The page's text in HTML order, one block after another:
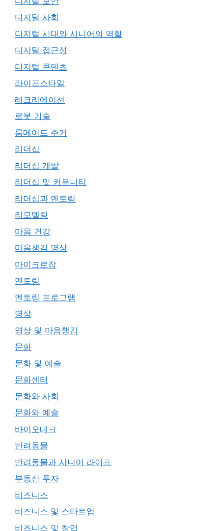
디지털 사회
디지털 시대와 시니어의 역할
디지털 접근성
디지털 콘텐츠
라이프스타일
레크리에이션
로봇 기술
룸메이트 주거
리더십
리더십 개발
리더십 및 커뮤니티
리더십과 멘토링
리모델링
마음 건강
마음챙김 명상
마이크로잡
멘토링
멘토링 프로그램
명상
명상 및 마음챙김
문화
문화 및 예술
문화센터
문화와 사회
문화와 예술
바이오테크
반려동물
반려동물과 시니어 라이프
부동산 투자
비즈니스
비즈니스 및 스타트업
비즈니스 및 창업